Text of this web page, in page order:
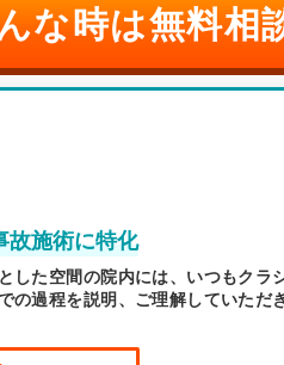
な時は無料相
故施術に特化
した空間の院内には、いつもクラ
の過程を説明、ご理解していただ